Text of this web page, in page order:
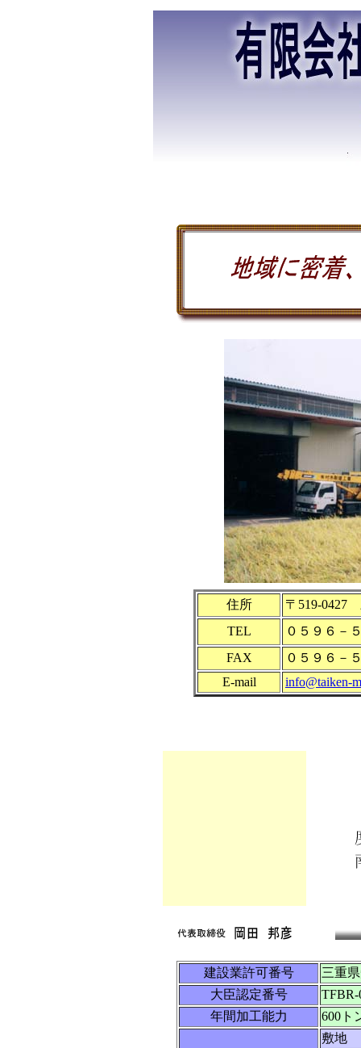
住所
〒519-0427
TEL
０５９６－
FAX
０５９６－
E-mail
info@taiken-
建設業許可番号
三重
大臣認定番号
TFBR-
年間加工能力
600ト
敷地